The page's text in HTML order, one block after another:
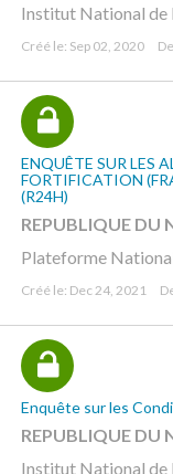
Institut National de
Créé le: Sep 02, 2020
ENQUÊTE SUR LES
FORTIFICATION
(R24H)
REPUBLIQUE DU
Plateforme
Créé le: Dec 24, 2021
Enquête sur les
REPUBLIQUE DU
Institut National de